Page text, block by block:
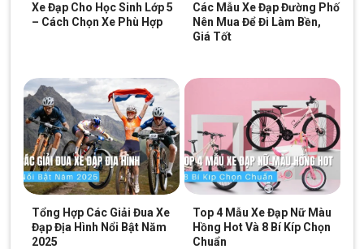
Xe Đạp Cho Học Sinh Lớp 5
– Cách Chọn Xe Phù Hợp
Các Mẫu Xe Đạp Đường Phố
Nên Mua Để Đi Làm Bền,
Giá Tốt
Tổng Hợp Các Giải Đua Xe
Đạp Địa Hình Nổi Bật Năm
2025
Top 4 Mẫu Xe Đạp Nữ Màu
Hồng Hot Và 8 Bí Kíp Chọn
Chuẩn